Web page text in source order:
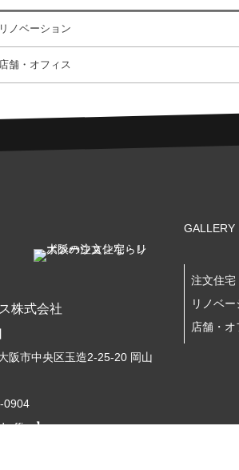
ノベーション
舗・オフィス
株式会社
阪市中央区玉造2-25-20 岡山
0904
office】
GALLERY
注文住宅
リノベー
店舗・オ